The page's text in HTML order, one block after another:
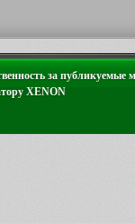
за публикуемые
XENON